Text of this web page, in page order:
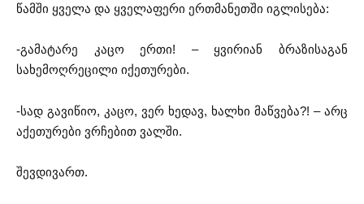
წამში ყველა და ყველაფერი ერთმანეთში იგლისება:
-გამატარე კაცო ერთი! – ყვირიან ბრაზისაგან
სახემოღრეცილი იქეთურები.
-სად გავიწიო, კაცო, ვერ ხედავ, ხალხი მაწვება?! – არც
აქეთურები ვრჩებით ვალში.
შევდივართ.